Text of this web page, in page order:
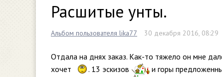
Расшитые унты.
Альбом пользователя lika77 30 декабря 2016, 08:29
Отдала на днях заказ. Как-то тяжело он мне
хочет
. 13 эскизов и горы